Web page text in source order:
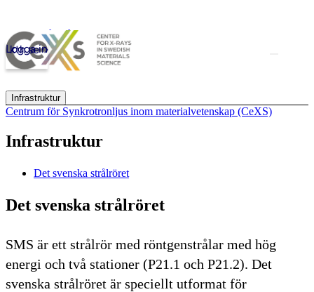
Till innehåll på sidan
kth.se
Logga in
Infrastruktur
Centrum för Synkrotronljus inom materialvetenskap (CeXS)
Infrastruktur
Det svenska strålröret
Det svenska strålröret
SMS är ett strålrör med röntgenstrålar med hög
energi och två stationer (P21.1 och P21.2). Det
svenska strålröret är speciellt utformat för